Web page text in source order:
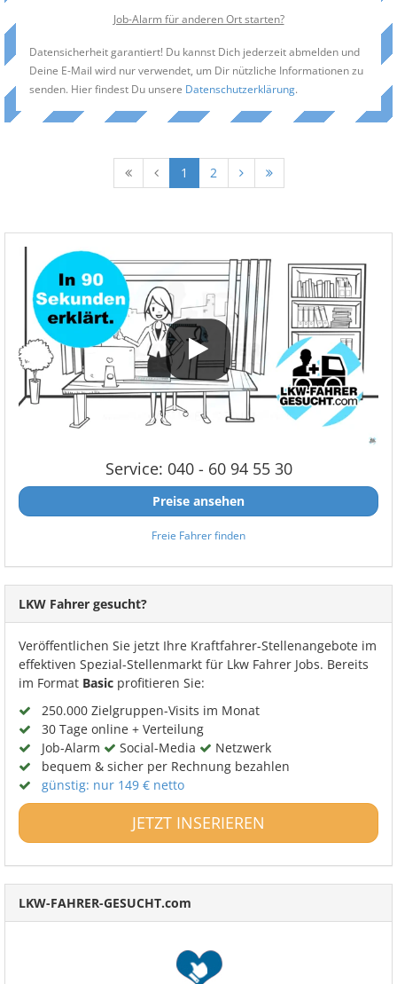
Job-Alarm für anderen Ort starten?
Datensicherheit garantiert! Du kannst Dich jederzeit abmelden und
Deine E-Mail wird nur verwendet, um Dir nützliche Informationen zu
senden. Hier findest Du unsere Datenschutzerklärung.
1 2
Service: 040 - 60 94 55 30
Preise ansehen
Freie Fahrer finden
LKW Fahrer gesucht?
Veröffentlichen Sie jetzt Ihre Kraftfahrer-Stellenangebote im
effektiven Spezial-Stellenmarkt für Lkw Fahrer Jobs. Bereits
im Format Basic profitieren Sie:
250.000 Zielgruppen-Visits im Monat
30 Tage online + Verteilung
Job-Alarm
Social-Media
Netzwerk
bequem & sicher per Rechnung bezahlen
günstig: nur 149 € netto
JETZT INSERIEREN
LKW-FAHRER-GESUCHT.com